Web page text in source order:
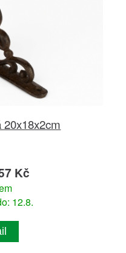
20x18x2cm
Kč
12.8.